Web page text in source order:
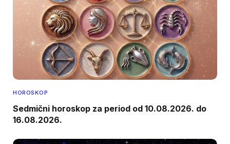
HOROSKOP
Sedmični horoskop za period od 10.08.2026. do
16.08.2026.